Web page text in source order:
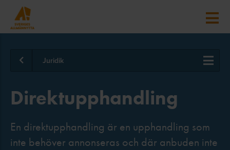
Juridik
Direktupphandling
En direktupphandling är en upphandling som
inte behöver annonseras och där anbuden inte